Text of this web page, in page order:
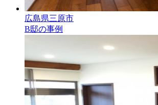
広島県三原市
B邸の事例